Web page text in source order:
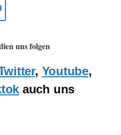
uns folgen
, Youtube,
auch uns